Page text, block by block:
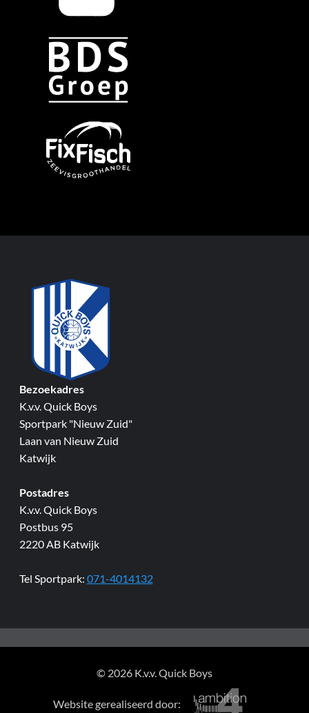
Bezoekadres
K.v.v. Quick Boys
Sportpark "Nieuw Zuid"
Laan van Nieuw Zuid
Katwijk
Postadres
K.v.v. Quick Boys
Postbus 95
2220 AB Katwijk
Tel Sportpark: 071-4014132
© 2026 K.v.v. Quick Boys
Website gerealiseerd door: